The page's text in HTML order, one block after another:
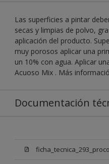
Las superficies a pintar
secas y limpias de polvo,
aplicación del producto.
muy porosos aplicar una
un 10% con agua. Aplicar
Acuoso Mix . Más
Documentación